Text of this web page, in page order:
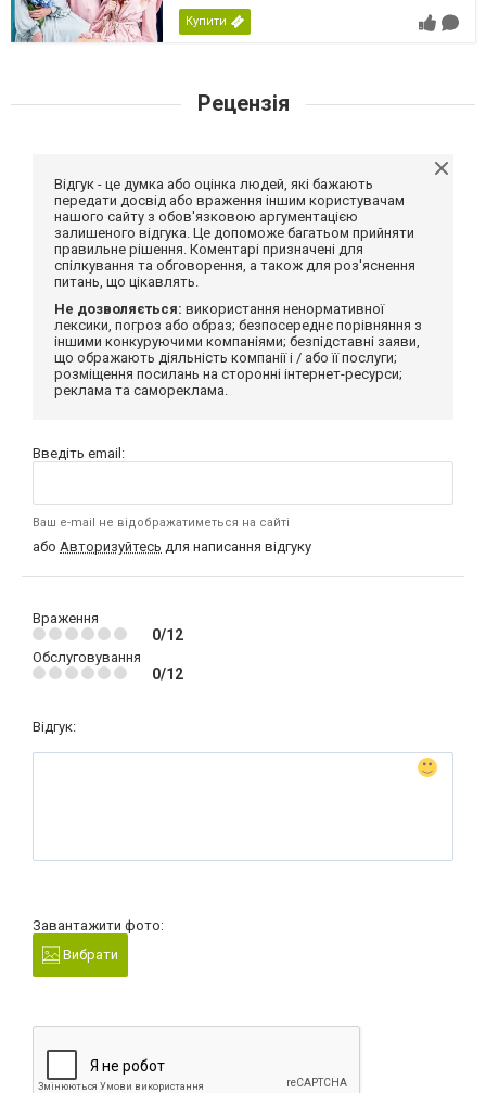
Купити
Рецензія
Відгук - це думка або оцінка людей, які бажають
передати досвід або враження іншим користувачам
нашого сайту з обов'язковою аргументацією
залишеного відгука. Це допоможе багатьом прийняти
правильне рішення. Коментарі призначені для
спілкування та обговорення, а також для роз'яснення
питань, що цікавлять.
Не дозволяється: використання ненормативної
лексики, погроз або образ; безпосереднє порівняння з
іншими конкуруючими компаніями; безпідставні заяви,
що ображають діяльність компанії і / або її послуги;
розміщення посилань на сторонні інтернет-ресурси;
реклама та самореклама.
Введіть email:
Ваш e-mail не відображатиметься на сайті
або Авторизуйтесь для написання відгуку
Враження
0/12
Обслуговування
0/12
Відгук:
Завантажити фото:
Вибрати